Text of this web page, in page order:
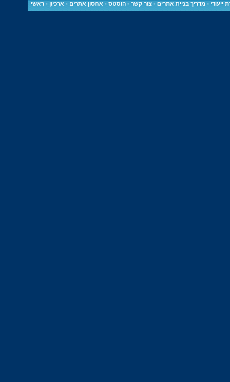
ייעודי -מדריך בניית אתרים -צור קשר -הוסטס - אחסון אתרים - ארכיון -ראשי